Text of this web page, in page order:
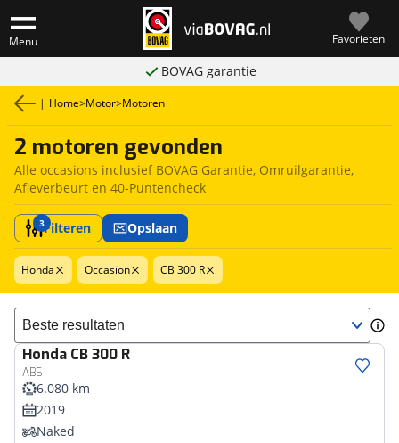
Menu Favorieten
BOVAG garantie
| Home>Motor>Motoren
2 motoren gevonden
Alle occasions inclusief BOVAG Garantie, Omruilgarantie,
Afleverbeurt en 40-Puntencheck
3Filteren Opslaan
Honda Occasion CB 300 R
Sorteer resultaten
Honda CB 300 R
ABS
6.080 km
2019
Naked